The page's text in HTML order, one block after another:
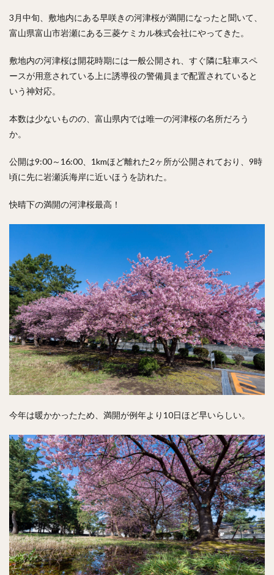
3月中旬、敷地内にある早咲きの河津桜が満開になったと聞いて、
富山県富山市岩瀬にある三菱ケミカル株式会社にやってきた。
敷地内の河津桜は開花時期には一般公開され、すぐ隣に駐車スペ
ースが用意されている上に誘導役の警備員まで配置されていると
いう神対応。
本数は少ないものの、富山県内では唯一の河津桜の名所だろう
か。
公開は9:00～16:00、1kmほど離れた2ヶ所が公開されており、9時
頃に先に岩瀬浜海岸に近いほうを訪れた。
快晴下の満開の河津桜最高！
今年は暖かかったため、満開が例年より10日ほど早いらしい。